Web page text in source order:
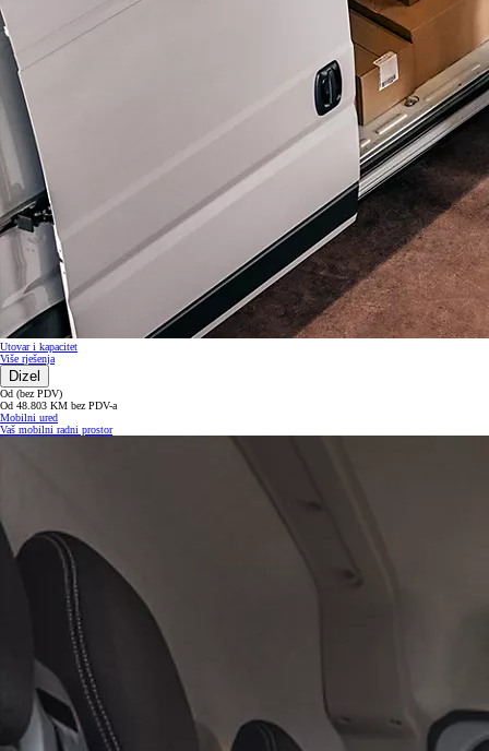
Utovar i kapacitet
Više rješenja
Dizel
Od (bez PDV)
Od 48.803 KM bez PDV-a
Mobilni ured
Vaš mobilni radni prostor